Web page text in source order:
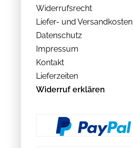
Widerrufsrecht
Liefer- und Versandkosten
Datenschutz
Impressum
Kontakt
Lieferzeiten
Widerruf erklären